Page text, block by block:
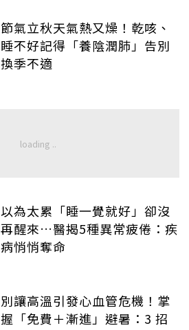
節氣立秋天氣熱又燥！乾咳、
睡不好記得「養陰潤肺」告別
換季不適
以為太累「睡一覺就好」卻沒
再醒來…醫揭5種異常疲倦：疾
病悄悄奪命
別讓高溫引發心血管危機！掌
握「免費＋漸進」避暑：3 招